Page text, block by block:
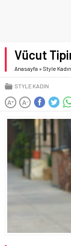
Vücut
Anasayfa » Style Kadın
STYLE KADIN
A+ A-